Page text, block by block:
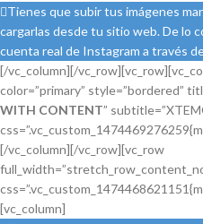
Tienes que subir tus imágenes
cargarlas desde tu sitio web. De lo
cuenta real de Instagram a través
[/vc_column][/
color=”primary” style=”bordered”
WITH CONTENT”
[/vc_column][/vc_row][vc_row
[vc_column]